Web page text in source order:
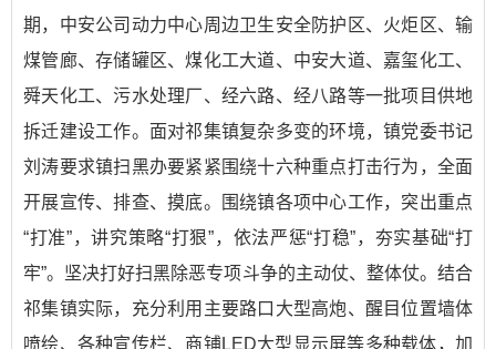
期，中安公司动力中心周边卫生安全防护区、火炬区、输
煤管廊、存储罐区、煤化工大道、中安大道、嘉玺化工、
舜天化工、污水处理厂、经六路、经八路等一批项目供地
拆迁建设工作。面对祁集镇复杂多变的环境，镇党委书记
刘涛要求镇扫黑办要紧紧围绕十六种重点打击行为，全面
开展宣传、排查、摸底。围绕镇各项中心工作，突出重点
“打准”，讲究策略“打狠”，依法严惩“打稳”，夯实基础“打
牢”。坚决打好扫黑除恶专项斗争的主动仗、整体仗。结合
祁集镇实际，充分利用主要路口大型高炮、醒目位置墙体
喷绘、各种宣传栏、商铺LED大型显示屏等多种载体，加